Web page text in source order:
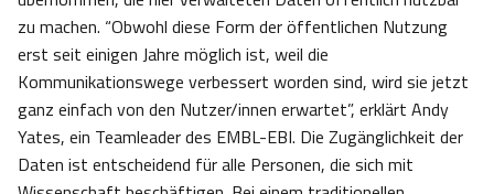
zu machen. “Obwohl diese Form der öffentlichen Nutzung
erst seit einigen Jahre möglich ist, weil die
Kommunikationswege verbessert worden sind, wird sie jetzt
ganz einfach von den Nutzer/innen erwartet”, erklärt Andy
Yates, ein Teamleader des EMBL-EBI. Die Zugänglichkeit der
Daten ist entscheidend für alle Personen, die sich mit